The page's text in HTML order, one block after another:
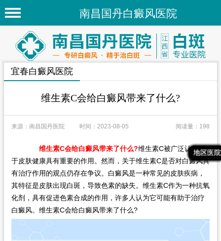
南昌国丹白癜风医院
首页
医院简介
医院新闻
专家团队
先进技术
白癜风常识
白癜风人群
白癜风部位
地区医院
在线问诊
最新文章
热门文章
推荐文章
地区医院
宜春白癜风医院
维生素C会给白癜风带来了什么?
来源：南昌国丹医院 时间：2023-08-05 阅读量：198
维生素C会给白癜风带来了什么?维生素C被广泛认为对
于皮肤健康具有重要的作用。然而，关于维生素C是否对白癜风具
有治疗作用的观点仍存在争议。白癜风是一种常见的皮肤疾病，
其特征是皮肤出现白斑，导致色素的缺失。维生素C作为一种抗氧
化剂，具有促进色素合成的作用，许多人认为它可能有助于治疗
白癜风。维生素C会给白癜风带来了什么?